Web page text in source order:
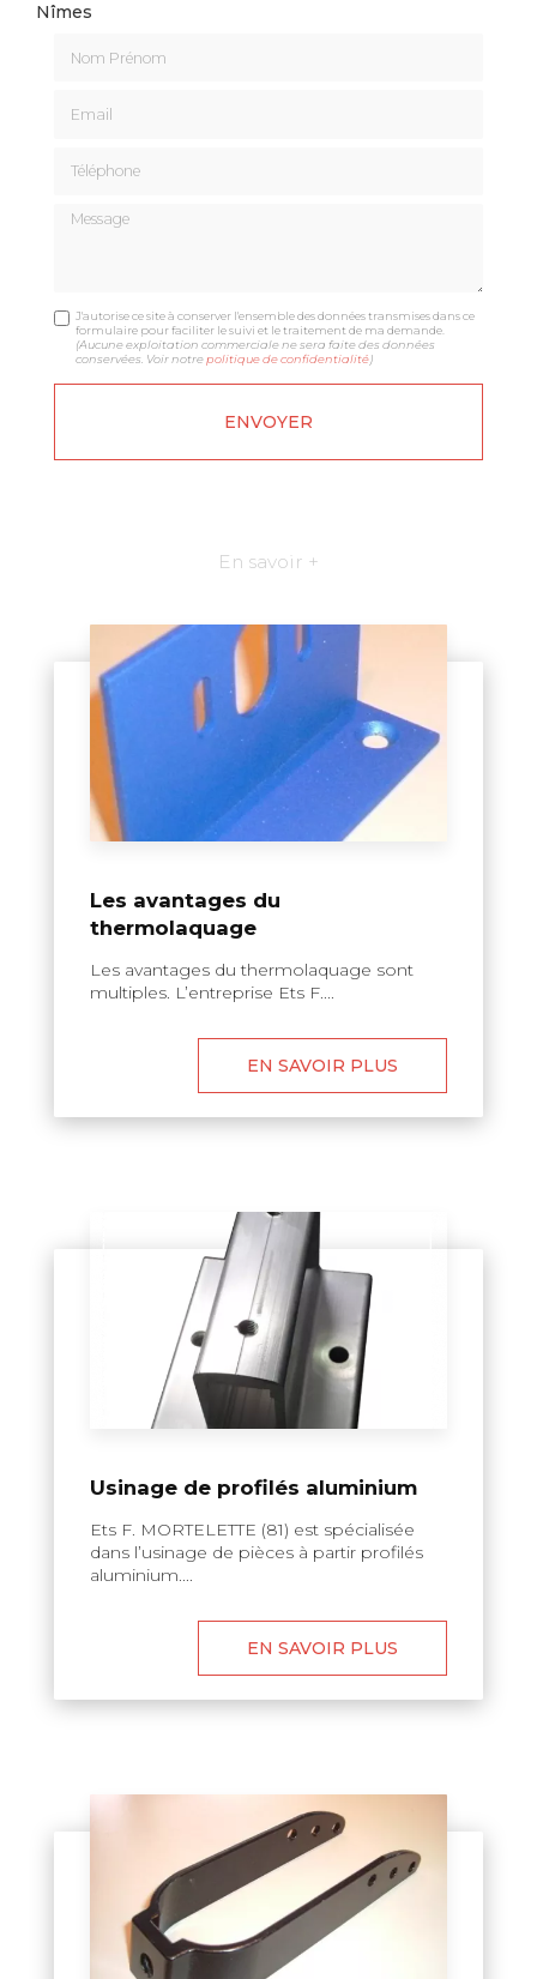
Nîmes
Message
J'autorise ce site à conserver l'ensemble des données transmises dans ce
formulaire pour faciliter le suivi et le traitement de ma demande.
(Aucune exploitation commerciale ne sera faite des données
conservées. Voir notrepolitique de confidentialité)
En savoir +
Les avantages du
thermolaquage
Les avantages du thermolaquage sont
multiples. L’entreprise Ets F....
EN SAVOIR PLUS
Usinage de profilés aluminium
Ets F. MORTELETTE (81) est spécialisée
dans l’usinage de pièces à partir profilés
aluminium....
EN SAVOIR PLUS